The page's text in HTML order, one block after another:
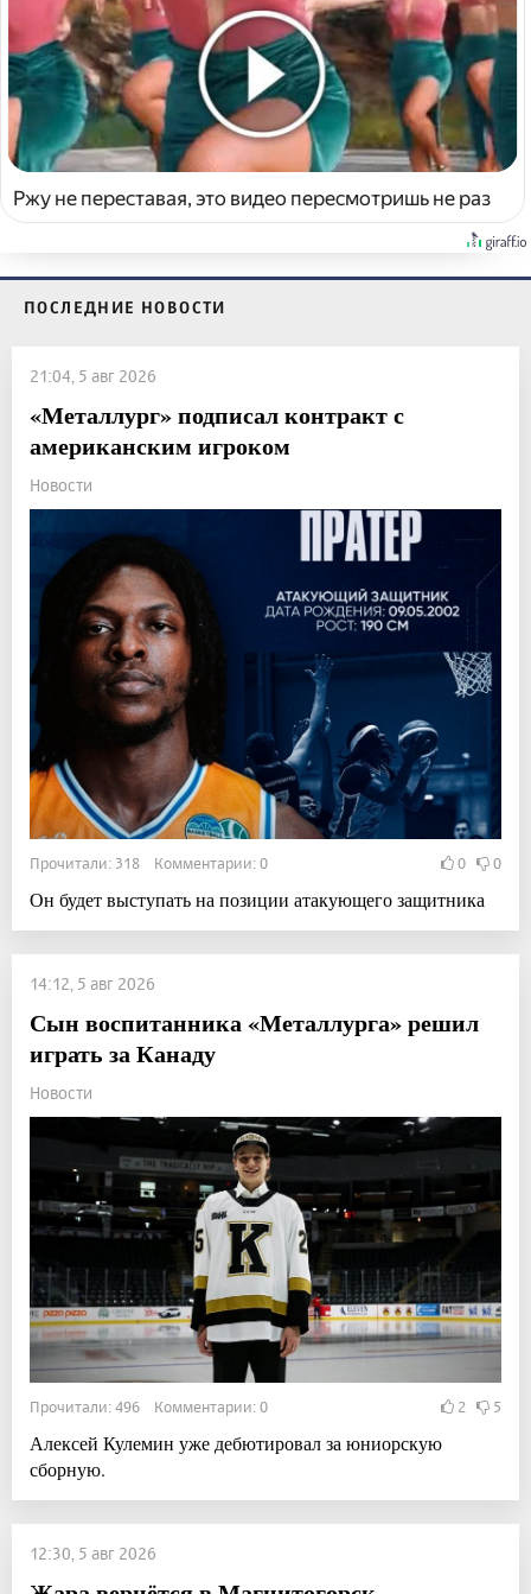
Ржу не переставая, это видео пересмотришь не раз
ПОСЛЕДНИЕ НОВОСТИ
21:04, 5 авг 2026
«Металлург» подписал контракт с
американским игроком
Новости
Прочитали: 318 Комментарии: 0 0 0
Он будет выступать на позиции атакующего защитника
14:12, 5 авг 2026
Сын воспитанника «Металлурга» решил
играть за Канаду
Новости
Прочитали: 496 Комментарии: 0 2 5
Алексей Кулемин уже дебютировал за юниорскую
сборную.
12:30, 5 авг 2026